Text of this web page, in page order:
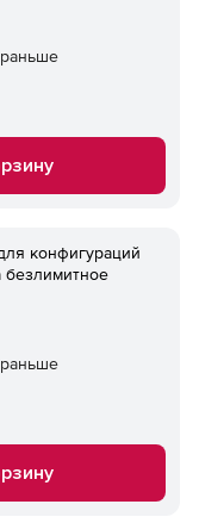
раньше
конфигураций
безлимитное
раньше